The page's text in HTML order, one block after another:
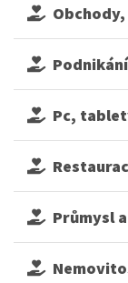
Obchody,
Podnikání
Pc,
Průmysl